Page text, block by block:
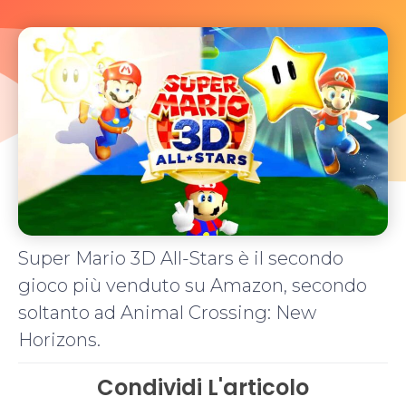
Super Mario 3D All-Stars è il secondo
gioco più venduto su Amazon, secondo
soltanto ad Animal Crossing: New
Horizons.
Condividi L'articolo